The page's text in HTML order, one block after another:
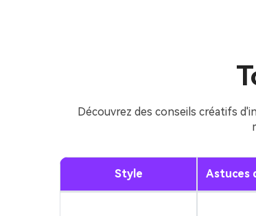
Découvrez des conseils créatifs
Style Astuces